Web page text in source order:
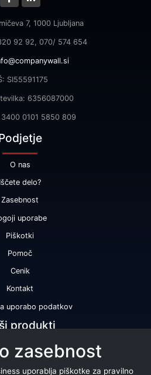
7, 1000 Ljubljana
92 92, 070/ 574 654
SI55591175
6356087000
3400 0101 5850 809
O nas
Iščete delo?
Zasebnost
uporabe
Piškotki
Pomoč
Cenik
Kontakt
uporabo podatkov
produkti
ocena
poročilo
zasebnost
uporablja piškotke za pravilno